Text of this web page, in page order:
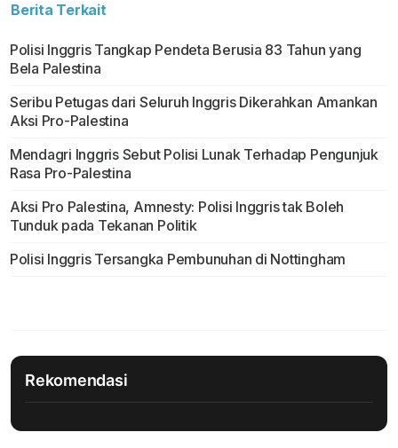
Berita Terkait
Polisi Inggris Tangkap Pendeta Berusia 83 Tahun yang
Bela Palestina
Seribu Petugas dari Seluruh Inggris Dikerahkan Amankan
Aksi Pro-Palestina
Mendagri Inggris Sebut Polisi Lunak Terhadap Pengunjuk
Rasa Pro-Palestina
Aksi Pro Palestina, Amnesty: Polisi Inggris tak Boleh
Tunduk pada Tekanan Politik
Polisi Inggris Tersangka Pembunuhan di Nottingham
Rekomendasi